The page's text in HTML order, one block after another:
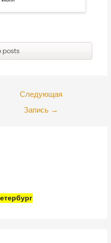
posts
Следующая
Запись →